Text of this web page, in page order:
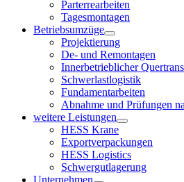
Parterrearbeiten
Tagesmontagen
Betriebsumzüge
Projektierung
De- und Remontagen
Innerbetrieblicher
Schwerlastlogistik
Fundamentarbeiten
Abnahme und Prüfungen
weitere Leistungen
HESS Krane
Exportverpackungen
HESS Logistics
Schwergutlagerung
Unternehmen